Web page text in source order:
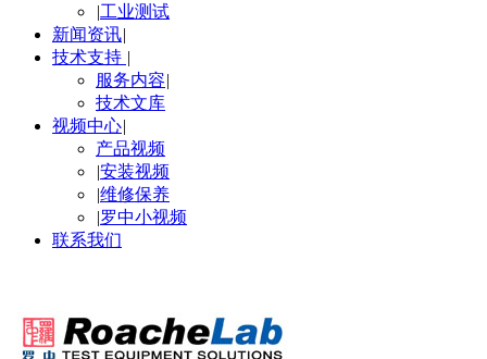
|工业测试
新闻资讯|
技术支持 |
服务内容|
技术文库
视频中心|
产品视频
|安装视频
|维修保养
|罗中小视频
联系我们